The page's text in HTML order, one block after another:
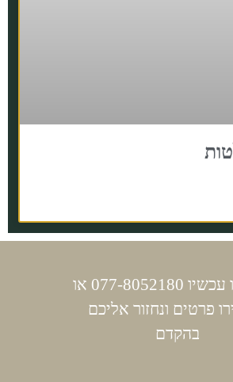
התקשרו עכשיו 077-8052180 או
פרטים ונחזור אליכם
בהקדם